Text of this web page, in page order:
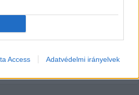
Access Adatvédelmi irányelvek
pihenni a politikai pártokat és